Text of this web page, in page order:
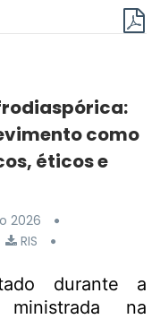
como
éticos e
2026
RIS
durante a
na